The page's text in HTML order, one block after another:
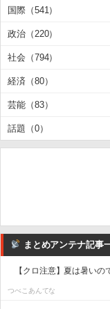
国際（541）
政治（220）
社会（794）
経済（80）
芸能（83）
話題（0）
まとめアンテナ記事
【クロ注意】夏は暑いの
つべこあんてな